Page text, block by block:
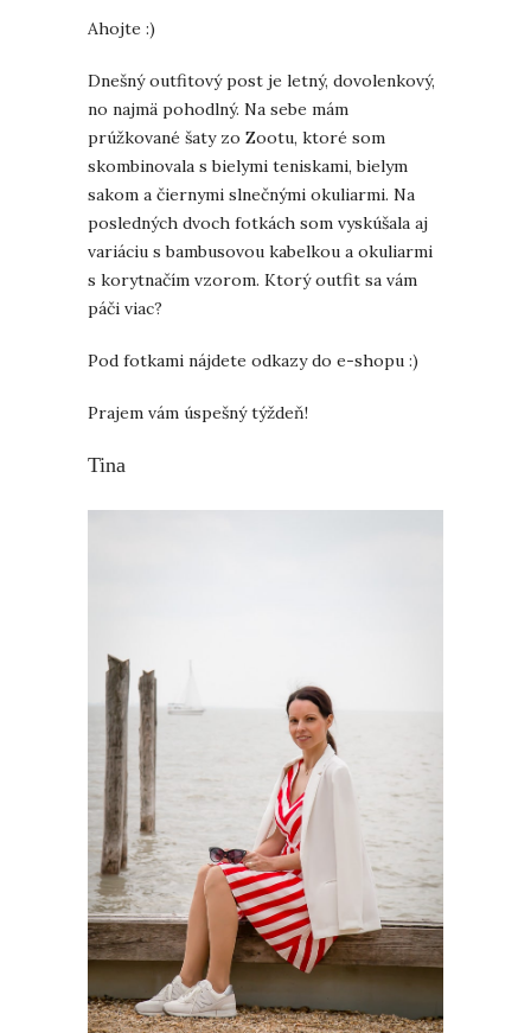
Ahojte :)
Dnešný outfitový post je letný, dovolenkový,
no najmä pohodlný. Na sebe mám
prúžkované šaty zo Zootu, ktoré som
skombinovala s bielymi teniskami, bielym
sakom a čiernymi slnečnými okuliarmi. Na
posledných dvoch fotkách som vyskúšala aj
variáciu s bambusovou kabelkou a okuliarmi
s korytnačím vzorom. Ktorý outfit sa vám
páči viac?
Pod fotkami nájdete odkazy do e-shopu :)
Prajem vám úspešný týždeň!
Tina